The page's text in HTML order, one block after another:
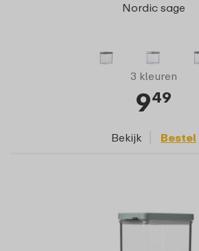
Nordic sage
3 kleuren
949
Bekijk Bestel